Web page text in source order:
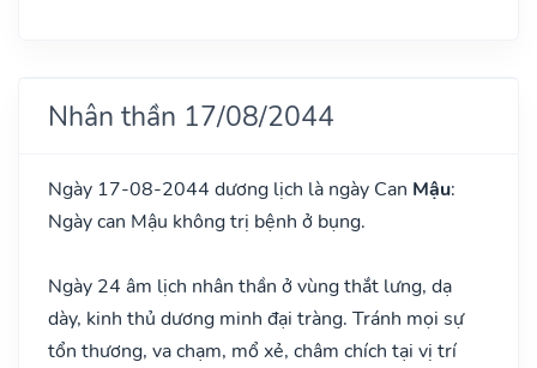
Nhân thần 17/08/2044
Ngày 17-08-2044 dương lịch là ngày Can Mậu:
Ngày can Mậu không trị bệnh ở bụng.
Ngày 24 âm lịch nhân thần ở vùng thắt lưng, dạ
dày, kinh thủ dương minh đại tràng. Tránh mọi sự
tổn thương, va chạm, mổ xẻ, châm chích tại vị trí